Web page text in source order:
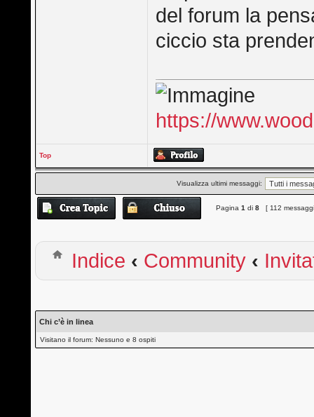
del forum la
ciccio sta
https://
Top
Visualizza ultimi messaggi:
Pagina1 di8 [ 112
Indice ‹ Community ‹
Chi c’è in linea
Visitano il forum: Nessuno e 8 ospiti